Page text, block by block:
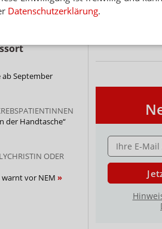
Datenschutzerklärung.
September
der Handtasche“
ODER
warnt vor NEM
Verordnungsfähig
E-MAIL ADRESSE